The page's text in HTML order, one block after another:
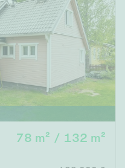
78 m² / 132 m²